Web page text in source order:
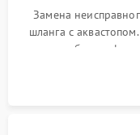
Замена
шланга с
патрубках и
управления,